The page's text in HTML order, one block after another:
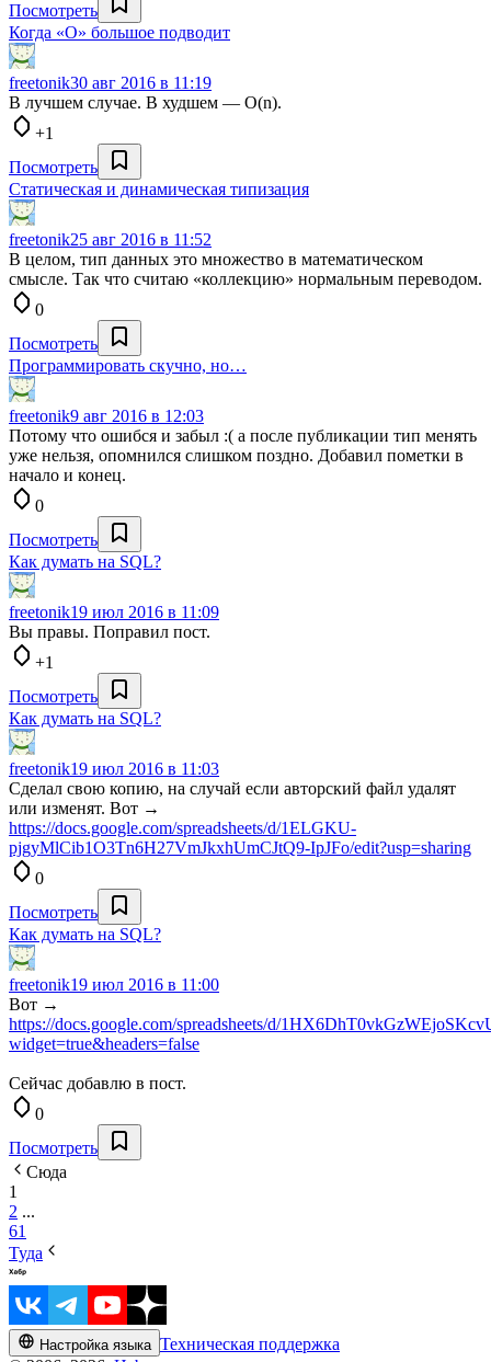
Посмотреть
Когда «О» большое подводит
freetonik30 авг 2016 в 11:19
В лучшем случае. В худшем — O(n).
+1
Посмотреть
Статическая и динамическая типизация
freetonik25 авг 2016 в 11:52
В целом, тип данных это множество в математическом
смысле. Так что считаю «коллекцию» нормальным переводом.
0
Посмотреть
Программировать скучно, но…
freetonik9 авг 2016 в 12:03
Потому что ошибся и забыл :( а после публикации тип менять
уже нельзя, опомнился слишком поздно. Добавил пометки в
начало и конец.
0
Посмотреть
Как думать на SQL?
freetonik19 июл 2016 в 11:09
Вы правы. Поправил пост.
+1
Посмотреть
Как думать на SQL?
freetonik19 июл 2016 в 11:03
Сделал свою копию, на случай если авторский файл удалят
или изменят. Вот →
https://docs.google.com/spreadsheets/d/1ELGKU-
pjgyMlCib1O3Tn6H27VmJkxhUmCJtQ9-IpJFo/edit?usp=sharing
0
Посмотреть
Как думать на SQL?
freetonik19 июл 2016 в 11:00
Вот →
https://docs.google.com/spreadsheets/d/
widget=true&headers=false
Сейчас добавлю в пост.
0
Посмотреть
Сюда
1
2 ...
61
Туда
Настройка языка Техническая поддержка